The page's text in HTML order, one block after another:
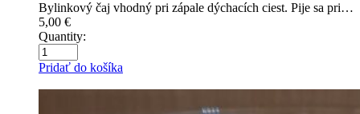
Bylinkový čaj vhodný pri zápale dýchacích ciest. Pije sa pri…
5,00 €
Quantity:
Pridať do košíka